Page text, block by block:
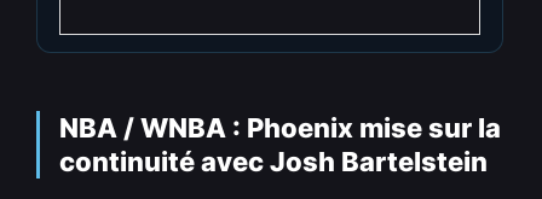
NBA / WNBA : Phoenix mise sur la
continuité avec Josh Bartelstein